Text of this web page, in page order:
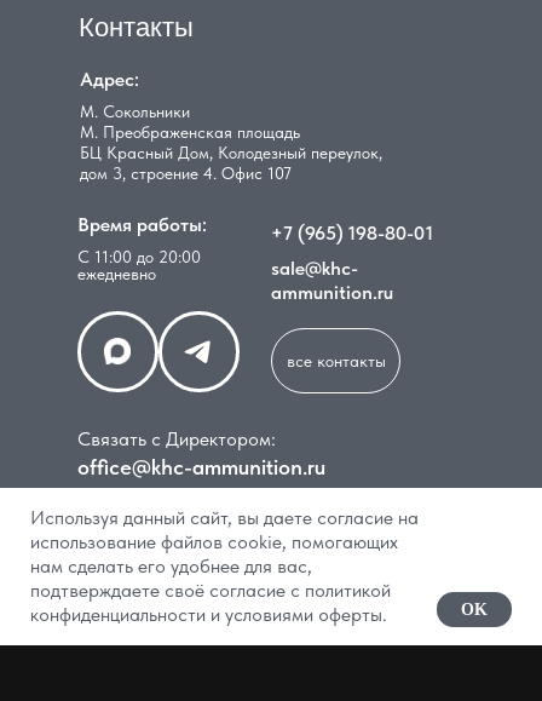
Используя данный сайт, вы даете согласие на
использование файлов cookie, помогающих
нам сделать его удобнее для вас,
подтверждаете своё согласие с политикой
конфиденциальности и условиями оферты.
OK
В КОРЗИНУ
Контакты
Адрес:
М. Сокольники
М. Преображенская площадь
БЦ Красный Дом, Колодезный переулок,
дом 3, строение 4. Офис 107
Время работы:
С 11:00 до 20:00
ежедневно
office@khc-ammunition.ru
Связать с Директором:
+7 (965) 198-80-01
sale@khc-
ammunition.ru
все контакты